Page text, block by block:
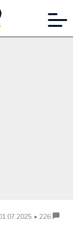
• 226